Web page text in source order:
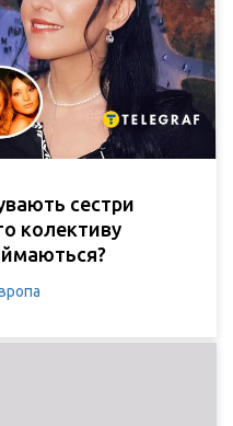
сестри
колективу